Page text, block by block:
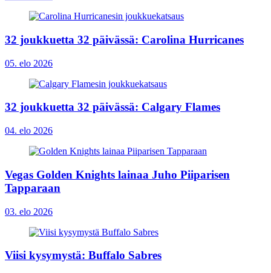
32 joukkuetta 32 päivässä: Carolina Hurricanes
05. elo 2026
32 joukkuetta 32 päivässä: Calgary Flames
04. elo 2026
Vegas Golden Knights lainaa Juho Piiparisen
Tapparaan
03. elo 2026
Viisi kysymystä: Buffalo Sabres